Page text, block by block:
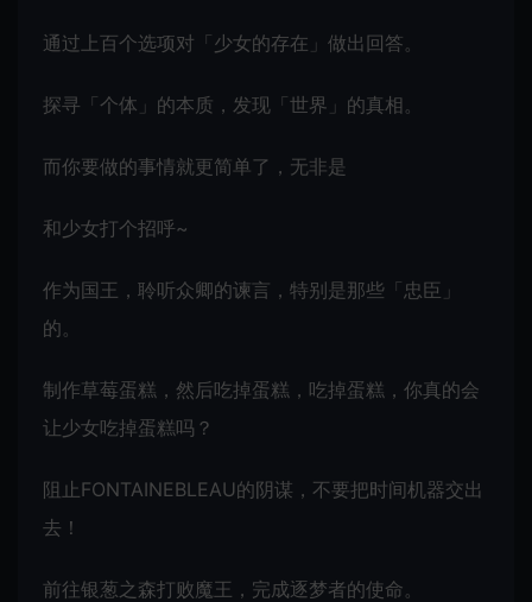
通过上百个选项对「少女的存在」做出回答。
探寻「个体」的本质，发现「世界」的真相。
而你要做的事情就更简单了，无非是
和少女打个招呼~
作为国王，聆听众卿的谏言，特别是那些「忠臣」
的。
制作草莓蛋糕，然后吃掉蛋糕，吃掉蛋糕，你真的会
让少女吃掉蛋糕吗？
阻止FONTAINEBLEAU的阴谋，不要把时间机器交出
去！
前往银葱之森打败魔王，完成逐梦者的使命。